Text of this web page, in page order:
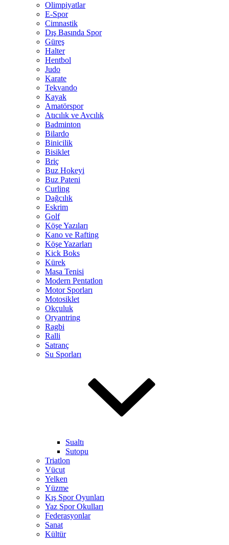
Olimpiyatlar
E-Spor
Cimnastik
Dış Basında Spor
Güreş
Halter
Hentbol
Judo
Karate
Tekvando
Kayak
Amatörspor
Atıcılık ve Avcılık
Badminton
Bilardo
Binicilik
Bisiklet
Briç
Buz Hokeyi
Buz Pateni
Curling
Dağcılık
Eskrim
Golf
Köşe Yazıları
Kano ve Rafting
Köşe Yazarları
Kick Boks
Kürek
Masa Tenisi
Modern Pentatlon
Motor Sporları
Motosiklet
Okçuluk
Oryantring
Ragbi
Ralli
Satranç
Su Sporları
Sualtı
Sutopu
Triatlon
Vücut
Yelken
Yüzme
Kış Spor Oyunları
Yaz Spor Okulları
Federasyonlar
Sanat
Kültür